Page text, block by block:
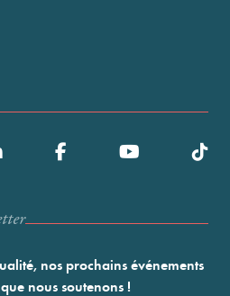
nos prochains événements
nous soutenons !